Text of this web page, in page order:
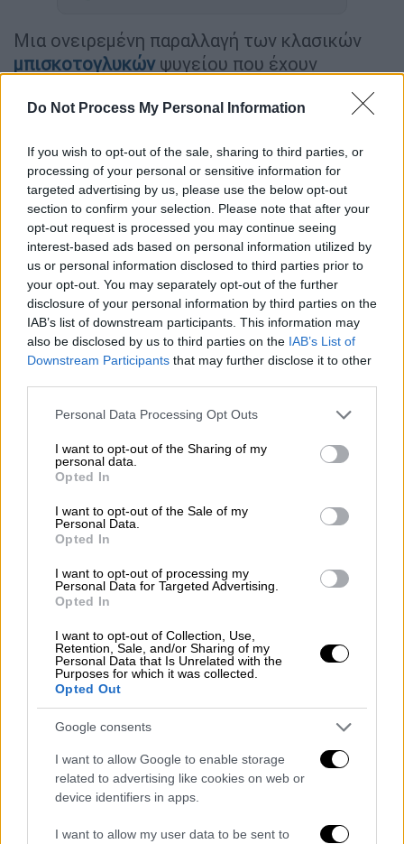
Do Not Process My Personal Information
If you wish to opt-out of the sale, sharing to third parties, or
processing of your personal or sensitive information for
targeted advertising by us, please use the below opt-out
section to confirm your selection. Please note that after your
opt-out request is processed you may continue seeing
interest-based ads based on personal information utilized by
us or personal information disclosed to third parties prior to
your opt-out. You may separately opt-out of the further
disclosure of your personal information by third parties on the
IAB’s list of downstream participants. This information may
also be disclosed by us to third parties on the IAB’s List of
Downstream Participants that may further disclose it to other
Please note that this website/app uses one or more Google
not limited to your visit or usage behaviour. You may click to
grant or deny consent to Google and its third-party tags to
use your data for below specified purposes in below Google
consent section.
Personal Data Processing Opt Outs
I want to opt-out of the Sharing of my
personal data.
Opted In
I want to opt-out of the Sale of my
Personal Data.
Opted In
I want to opt-out of processing my
Personal Data for Targeted Advertising.
Opted In
I want to opt-out of Collection, Use,
Retention, Sale, and/or Sharing of my
Personal Data that Is Unrelated with the
Purposes for which it was collected.
Opted Out
Google consents
I want to allow Google to enable storage
related to advertising like cookies on web or
device identifiers in apps.
I want to allow my user data to be sent to
Μια ονειρεμένη παραλλαγή των κλασικών
μπισκοτογλυκών ψυγείου που έχουν
ξεχωριστή θέση στην παραδοσιακή, σπιτική
ζαχαρoπλαστική προτείνει ηΝτίνα
βανίλιας χρησιμοποιεί μια εύκολη κρέμα
καραμέλας φτιαγμένη από φρέσκο τυρί-
κρέμα καικαραμελωμένο ζαχαρούχο γάλακαι
αναδεικνύει τη γεύση της με αλατσιμένα
αράπικα φιστίκια. Περισσότερες
λαχταριστές και αξιόπιστες συνταγές της
σεφ βρίσκεις στην προσωπική της
ιστοσελίδαdinanikolaou.gr , αλλά και μέσα
από τις εκπομπές του Open(Ραντεβού το ΣΚ
καιOpen Kitchen).
Μπισκοτογλυκό ψυγείου με κρέμα
φιστίκια
Για τη βάση:400 γρ. μπισκότα τύπου πτι
Για την κρέμα καραμέλας:300 γρ. φρέσκο
παγωμένη, 300 γρ. καραμελωμένο ζαχαρούχο
γάλα (κυκλοφορεί έτοιμο στα σούπερ
μάρκετ), 30 γρ. ζάχαρη άχνη, 1 κ.γ. εκχύλισμα
βανίλιας.
Για την επικάλυψη:
150 γρ. κουβερτούρα
ψιλοκομμένη, 150 ml κρέμα γάλακτος, 1 κ.σ.
βούτυρο, 100 γρ. αλατισμένα φυστίκια